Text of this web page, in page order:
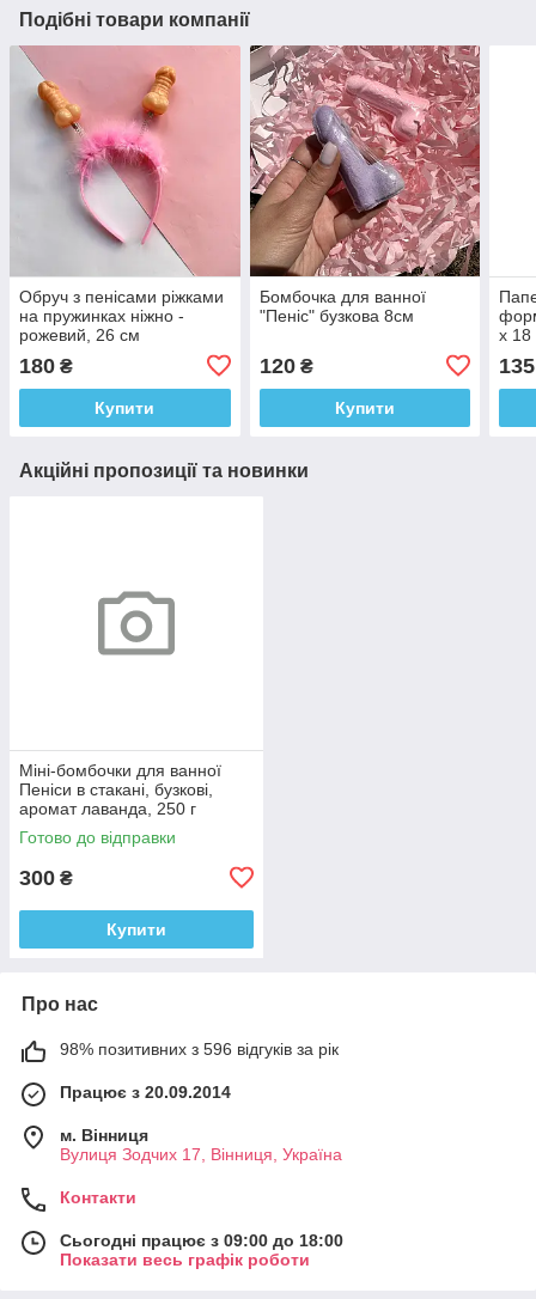
Подібні товари компанії
Обруч з пенісами ріжками
на пружинках ніжно -
рожевий, 26 см
180 ₴
Купити
Бомбочка для ванної
"Пеніс" бузкова 8см
120₴
Купити
х
135
Акційні пропозиції та новинки
Міні-бомбочки для ванної
Пеніси в стакані, бузкові,
аромат лаванда, 250 г
Готово до відправки
300 ₴
Купити
Про нас
98% позитивних з 596 відгуків за рік
Працює з 20.09.2014
м. Вінниця
Вулиця Зодчих 17, Вінниця, Україна
Контакти
Сьогодні працює з 09:00 до 18:00
Показати весь графік роботи